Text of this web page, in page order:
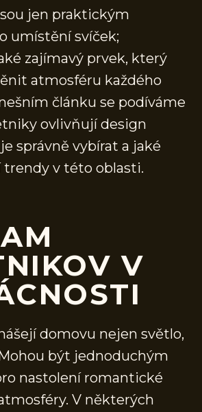
jen praktickým
umístění svíček;
zajímavý prvek, který
atmosféru každého
článku se podíváme
ovlivňují design
správně vybírat a jaké
trendy v této oblasti.
V
domovu nejen světlo,
být jednoduchým
nastolení romantické
V některých